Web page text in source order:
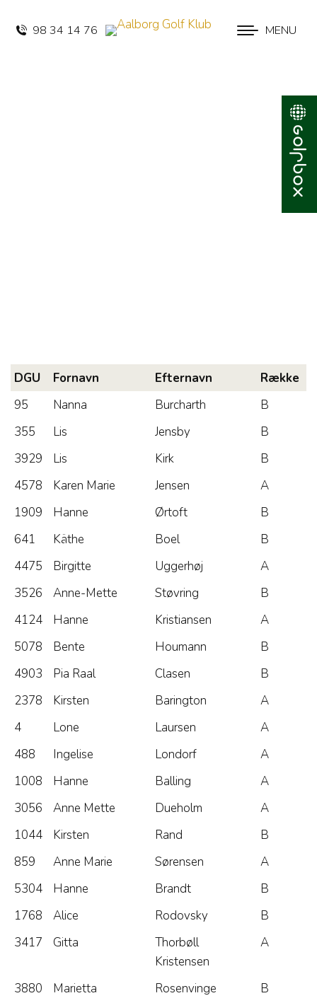
MENU
98 34 14 76
DGU Fornavn Efternavn
Række
95
Nanna Burcharth
B
355
Lis Jensby
B
3929
Lis Kirk
B
4578
Karen Marie Jensen
A
1909
Hanne Ørtoft
B
641
Käthe Boel
B
4475
Birgitte Uggerhøj
A
3526
Anne-Mette Støvring
B
4124
Hanne Kristiansen
A
5078
Bente Houmann
B
4903
Pia Raal Clasen
B
2378
Kirsten Barington
A
4
Lone Laursen
A
488
Ingelise Londorf
A
1008
Hanne Balling
A
3056
Anne Mette Dueholm
A
1044
Kirsten Rand
B
859
Anne Marie Sørensen
A
5304
Hanne Brandt
B
1768
Alice Rodovsky
B
3417
Gitta
Thorbøll
Kristensen
A
3880 Marietta Rosenvinge
B